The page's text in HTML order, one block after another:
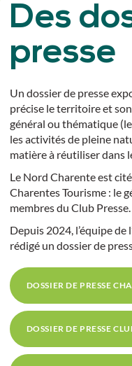
Des
presse
Un dossier de presse
précise le territoire et
général ou thématique
les activités de pleine
matière à réutiliser dans
Le Nord Charente est
Charentes Tourisme : le
membres du Club Presse.
Depuis 2024, l’équipe
rédigé un dossier de
DOSSIER DE PRESSE
DOSSIER DE PRESSE